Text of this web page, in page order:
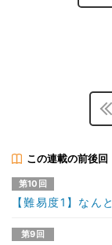
この連載の前後回
第10回
【難易度1】な
第9回